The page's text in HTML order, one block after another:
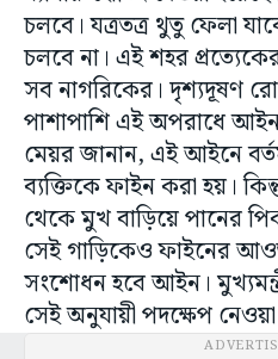
চলবে। যত্রতত্র থুতু ফেলা
চলবে না। এই শহর
সব নাগরিকের। দৃশ্যদূষণ
পাশাপাশি এই অপরাধে আইন
মেয়র জানান, এই আইনে
ব্যক্তিকে ফাইন করা হয়।
থেকে মুখ বাড়িয়ে পানের
সেই গাড়িকেও ফাইনের
সংশোধন হবে আইন।
সেই অনুযায়ী পদক্ষেপ নেওয়া